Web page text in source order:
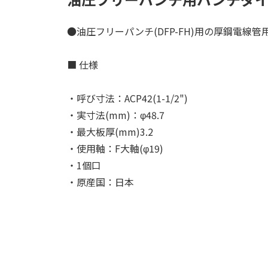
●油圧フリーパンチ(DFP-FH)用の厚鋼電線管
■ 仕様
・呼び寸法：ACP42(1-1/2")
・実寸法(mm)：φ48.7
・最大板厚(mm)3.2
・使用軸：F大軸(φ19)
・1個口
・原産国：日本